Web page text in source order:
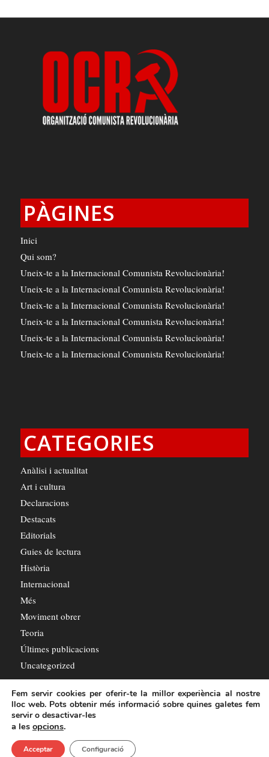
PÀGINES
Inici
Qui som?
Uneix-te a la Internacional Comunista Revolucionària!
Uneix-te a la Internacional Comunista Revolucionària!
Uneix-te a la Internacional Comunista Revolucionària!
Uneix-te a la Internacional Comunista Revolucionària!
Uneix-te a la Internacional Comunista Revolucionària!
Uneix-te a la Internacional Comunista Revolucionària!
CATEGORIES
Anàlisi i actualitat
Art i cultura
Declaracions
Destacats
Editorials
Guies de lectura
Història
Internacional
Més
Moviment obrer
Teoria
Últimes publicacions
Uncategorized
© Copyright - L'Octubre
Política de privadesa
Política de cookies
Fem servir cookies per oferir-te la millor experiència al nostre
lloc web. Pots obtenir més informació sobre quines galetes fem
servir o desactivar-les
a les opcions.
Acceptar Configuració